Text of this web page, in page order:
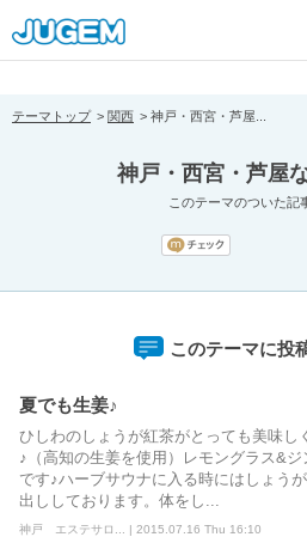
[pear_error: message="Success"
prefix="" info=""]
テーマトップ 関西 神戸・西宮・芦屋...
神戸・西宮・芦屋
このテーマのついた記
このテーマに投
夏でも生姜♪
ひしわのしょうが紅茶がとっても美味し
♪（高知の生姜を使用）レモングラス&ジ
です♪ハーブサウナに入る時にはしょう
出ししております。体をし...
神戸 エステサロ... | 2015.07.16 Thu 16:10